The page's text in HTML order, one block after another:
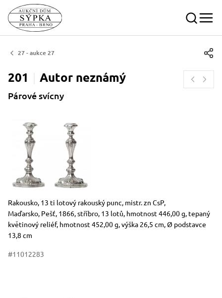
27 - aukce 27
201 Autor neznámý
Párové svícny
Rozměry
Stručný popis předmětu
Rakousko, 13 ti lotový rakouský punc, mistr. zn CsP,
Maďarsko, Pešť, 1866, stříbro, 13 lotů, hmotnost 446,00 g, tepaný
květinový reliéf, hmotnost 452,00 g, výška 26,5 cm, Ø podstavce
13,8 cm
#11012283